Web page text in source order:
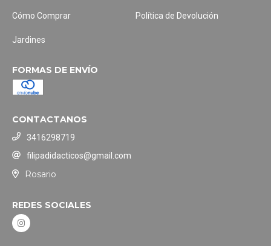
Cómo Comprar Política de Devolución
Jardines
FORMAS DE ENVÍO
CONTACTANOS
3416298719
filipadidacticos@gmail.com
Rosario
REDES SOCIALES